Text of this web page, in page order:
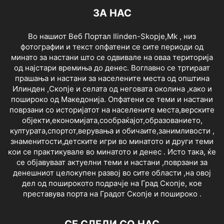
ЗА НАС
Во нашиот Веб Портал Ilinden-Skopje,Mk , низ
фотографии и текст опфатени се сите периоди од
минато за настани што се одвивале на оваа територија
од најстари времиња до денес. Воглавно се тртираат
прашања и настани за населените места од општина
Илинден ,Скопје и селата од неговата околина ,како и
пошироко од Македонија. Опфатени се теми и настани
поврзани со историјатот на населените места,верските
објекти,економијата,сообраќајот,образованието,
културата,спортот,верувања и обичаите,занимливости ,
знаменитости,детските игри во минатото и други теми
кои се практикувале во минатото и денес . Исто така, ќе
се објавуваат актуелни теми и настани ,поврзани за
денешниот целокупен развој во сите области ,на овој
дел од поширокото подрачје на Град Скопје, кое
преставува порта на Градот Скопје и пошироко .